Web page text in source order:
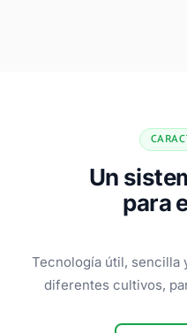
Un
para
Tecnología útil, sencilla
diferentes cultivos,